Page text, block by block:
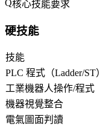
核心技能要求
硬技能
技能
PLC 程式（Ladder/ST）
工業機器人操作/程式
機器視覺整合
電氣圖面判讀